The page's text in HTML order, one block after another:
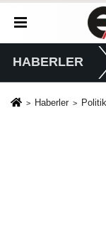
HABERLER
Haberler